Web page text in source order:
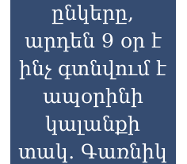
ընկերը,
արդեն 9 օր է
ինչ գտնվում է
ապօրինի
կալանքի
տակ․ Գառնիկ